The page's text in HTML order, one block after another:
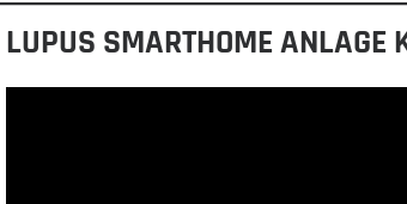
LUPUS SMARTHOME ANLAGE